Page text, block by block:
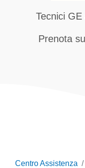
Tecnici
Prenota
Centro Assistenza